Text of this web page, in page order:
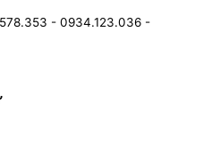
- 0934.123.036 -